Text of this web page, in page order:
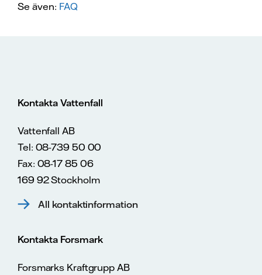
Se även: FAQ
Kontakta Vattenfall
Vattenfall AB
Tel: 08-739 50 00
Fax: 08-17 85 06
169 92 Stockholm
All kontaktinformation
Kontakta Forsmark
Forsmarks Kraftgrupp AB